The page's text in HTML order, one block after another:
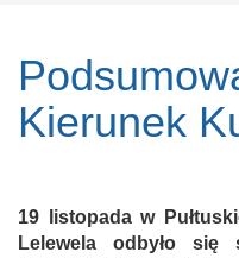
Kierunek
19 listopada w
Lelewela odbyło się